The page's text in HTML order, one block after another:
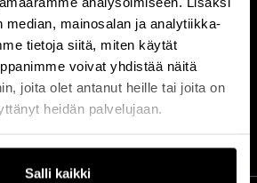
median, mainosalan ja analytiikka-
tietoja siitä, miten käytät
voivat yhdistää näitä
joita olet antanut heille tai joita on
heidän palvelujaan.
Salli kaikki